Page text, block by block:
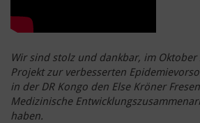
Wir sind stolz und dankbar, im
Projekt zur verbesserten
in der DR Kongo den Else Kröner
Medizinische
haben.